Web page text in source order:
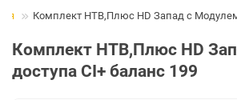
Комплект НТВ,Плюс HD Запад с Модулем
Комплект НТВ,Плюс HD
доступа CI+ баланс 199